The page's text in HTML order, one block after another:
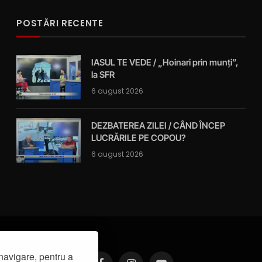
pentru a
POSTĂRI RECENTE
IASUL TE VEDE / „Hoinari prin munți”,
la SFR
6 august 2026
DEZBATEREA ZILEI / CÂND ÎNCEP
LUCRĂRILE PE COPOU?
6 august 2026